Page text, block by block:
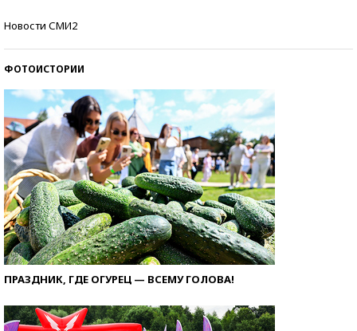
Новости СМИ2
ФОТОИСТОРИИ
ПРАЗДНИК, ГДЕ ОГУРЕЦ — ВСЕМУ ГОЛОВА!